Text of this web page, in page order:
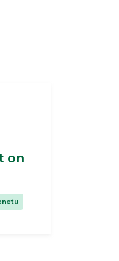
on